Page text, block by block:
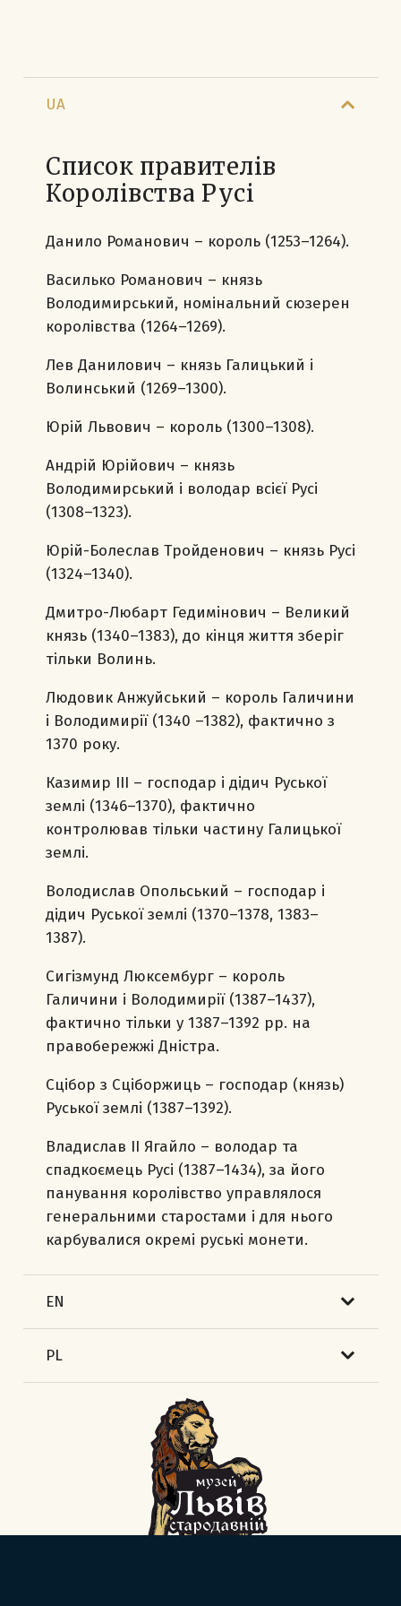
UA
Список правителів
Королівства Русі
Данило Романович – король (1253–1264).
Василько Романович – князь
Володимирський, номінальний сюзерен
королівства (1264–1269).
Лев Данилович – князь Галицький і
Волинський (1269–1300).
Юрій Львович – король (1300–1308).
Андрій Юрійович – князь
Володимирський і володар всієї Русі
(1308–1323).
Юрій-Болеслав Тройденович – князь Русі
(1324–1340).
Дмитро-Любарт Гедимінович – Великий
князь (1340–1383), до кінця життя зберіг
тільки Волинь.
Людовик Анжуйський – король Галичини
і Володимирії (1340 –1382), фактично з
1370 року.
Казимир ІІІ – господар і дідич Руської
землі (1346–1370), фактично
контролював тільки частину Галицької
землі.
Володислав Опольський – господар і
дідич Руської землі (1370–1378, 1383–
1387).
Сигізмунд Люксембург – король
Галичини і Володимирії (1387–1437),
фактично тільки у 1387–1392 рр. на
правобережжі Дністра.
Сцібор з Сціборжиць – господар (князь)
Руської землі (1387–1392).
Владислав ІІ Ягайло – володар та
спадкоємець Русі (1387–1434), за його
панування королівство управлялося
генеральними старостами і для нього
карбувалися окремі руські монети.
EN
PL